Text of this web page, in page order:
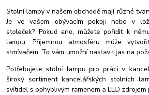
Stolní lampy v našem obchodě mají různé
Je ve vašem obývacím pokoji nebo v
stoleček? Pokud ano, můžete pořídit k
lampu. Příjemnou atmosféru může
stmívačem. To vám umožní nastavit jas na
Potřebujete stolní lampu pro práci v
široký sortiment kancelářských stolních
svítidel s pohyblivým ramenem a LED